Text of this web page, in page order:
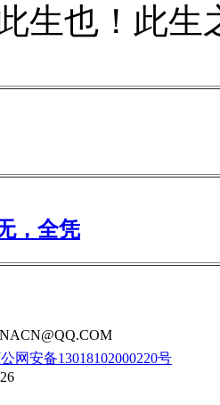
生也！此生
，全凭
网安备13018102000220号